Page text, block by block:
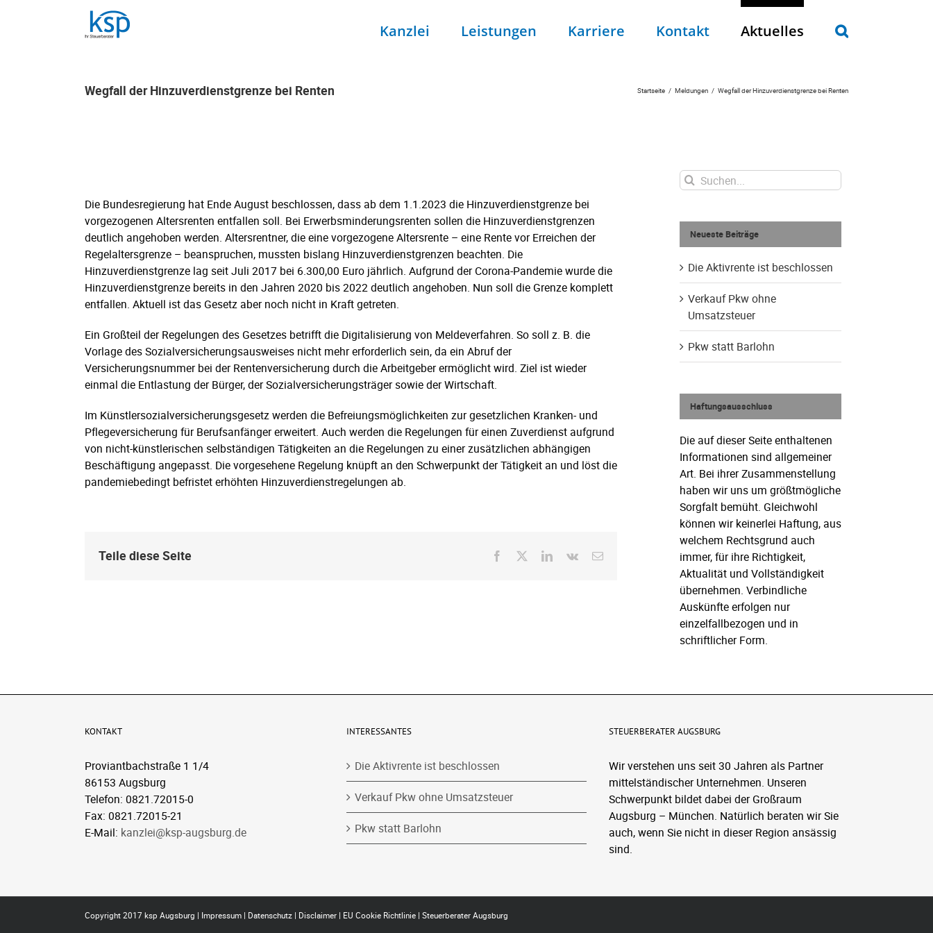
Kanzlei Leistungen Karriere Kontakt Aktuelles
Wegfall der Hinzuverdienstgrenze bei Renten Startseite Meldungen Wegfall der Hinzuverdienstgrenze bei Renten
Die Bundesregierung hat Ende August beschlossen, dass ab dem 1.1.2023 die Hinzuverdienstgrenze bei
vorgezogenen Altersrenten entfallen soll. Bei Erwerbsminderungsrenten sollen die Hinzuverdienstgrenzen
deutlich angehoben werden. Altersrentner, die eine vorgezogene Altersrente – eine Rente vor Erreichen der
Regelaltersgrenze – beanspruchen, mussten bislang Hinzuverdienstgrenzen beachten. Die
Hinzuverdienstgrenze lag seit Juli 2017 bei 6.300,00 Euro jährlich. Aufgrund der Corona-Pandemie wurde die
Hinzuverdienstgrenze bereits in den Jahren 2020 bis 2022 deutlich angehoben. Nun soll die Grenze komplett
entfallen. Aktuell ist das Gesetz aber noch nicht in Kraft getreten.
Ein Großteil der Regelungen des Gesetzes betrifft die Digitalisierung von Meldeverfahren. So soll z. B. die
Vorlage des Sozialversicherungsausweises nicht mehr erforderlich sein, da ein Abruf der
Versicherungsnummer bei der Rentenversicherung durch die Arbeitgeber ermöglicht wird. Ziel ist wieder
einmal die Entlastung der Bürger, der Sozialversicherungsträger sowie der Wirtschaft.
Im Künstlersozialversicherungsgesetz werden die Befreiungsmöglichkeiten zur gesetzlichen Kranken- und
Pflegeversicherung für Berufsanfänger erweitert. Auch werden die Regelungen für einen Zuverdienst aufgrund
von nicht-künstlerischen selbständigen Tätigkeiten an die Regelungen zu einer zusätzlichen abhängigen
Beschäftigung angepasst. Die vorgesehene Regelung knüpft an den Schwerpunkt der Tätigkeit an und löst die
pandemiebedingt befristet erhöhten Hinzuverdienstregelungen ab.
Teile diese Seite Facebook LinkedIn
Vk
E-
Suche
nach:
Neueste Beiträge
Die Aktivrente ist beschlossen
Verkauf Pkw ohne
Umsatzsteuer
Pkw statt Barlohn
Haftungsausschluss
Die auf dieser Seite enthaltenen
Informationen sind allgemeiner
Art. Bei ihrer Zusammenstellung
haben wir uns um größtmögliche
Sorgfalt bemüht. Gleichwohl
können wir keinerlei Haftung, aus
welchem Rechtsgrund auch
immer, für ihre Richtigkeit,
Aktualität und Vollständigkeit
übernehmen. Verbindliche
Auskünfte erfolgen nur
einzelfallbezogen und in
schriftlicher Form.
KONTAKT
Proviantbachstraße 1 1/4
86153 Augsburg
Telefon: 0821.72015-0
Fax: 0821.72015-21
E-Mail: kanzlei@ksp-augsburg.de
INTERESSANTES
Die Aktivrente ist beschlossen
Verkauf Pkw ohne Umsatzsteuer
Pkw statt Barlohn
STEUERBERATER AUGSBURG
Wir verstehen uns seit 30 Jahren als Partner
mittelständischer Unternehmen. Unseren
Schwerpunkt bildet dabei der Großraum
Augsburg – München. Natürlich beraten wir Sie
auch, wenn Sie nicht in dieser Region ansässig
sind.
Copyright 2017 ksp Augsburg | Impressum | Datenschutz | Disclaimer | EU Cookie Richtlinie | Steuerberater Augsburg